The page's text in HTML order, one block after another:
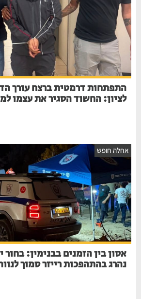
התפתחות דרמטית ברצח עורך הדין
לציון: החשוד הסגיר את עצמו
חופש
נהרג בהתהפכות רייזר סמוך לנווה